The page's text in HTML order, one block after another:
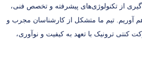
از تکنولوژی‌های پیشرفته و تخصص فنی،
آوریم. تیم ما متشکل از کارشناسان مجرب و
کنتی ترونیک با تعهد به کیفیت و نوآوری،